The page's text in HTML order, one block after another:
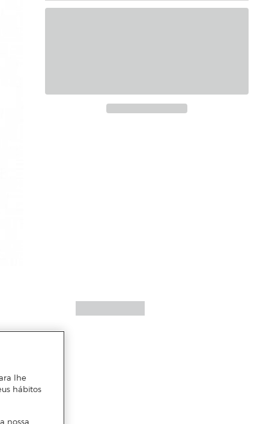
lhe
hábitos
nossa